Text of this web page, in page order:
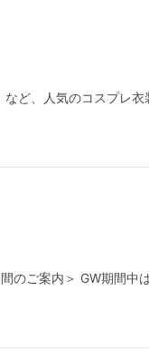
ど、人気のコスプレ
のご案内＞ GW期間中